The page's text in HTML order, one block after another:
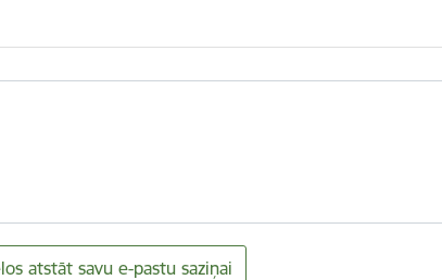
atstāt savu e-pastu saziņai